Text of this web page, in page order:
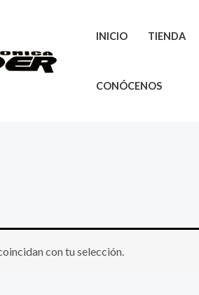
INICIO TIENDA
CONÓCENOS
con tu selección.